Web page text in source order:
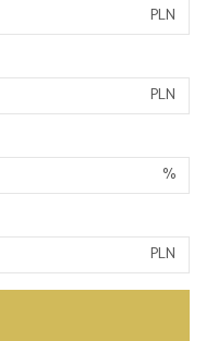
PLN
PLN
%
PLN